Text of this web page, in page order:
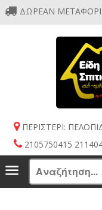
ΔΩΡΕΑΝ
ΠΕΡΙΣΤΕΡΙ:
2105750415
Menu